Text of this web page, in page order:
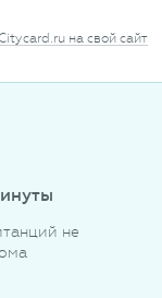
на свой сайт
не